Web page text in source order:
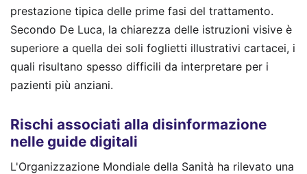
prestazione tipica delle prime fasi del trattamento.
Secondo De Luca, la chiarezza delle istruzioni visive è
superiore a quella dei soli foglietti illustrativi cartacei, i
quali risultano spesso difficili da interpretare per i
pazienti più anziani.
Rischi associati alla disinformazione
nelle guide digitali
L'Organizzazione Mondiale della Sanità ha rilevato una